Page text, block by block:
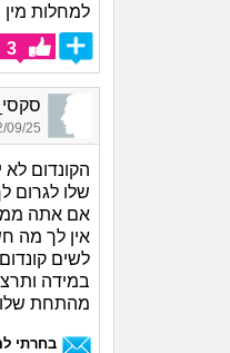
למחלות מין
3
סקסי_1213, בן 30,
25 03:29
הקונדום
שלו לגרום
אם אתה ממש
אין לך מה
לשים קונדום
במידה
מהתחת שלו
בחרתי